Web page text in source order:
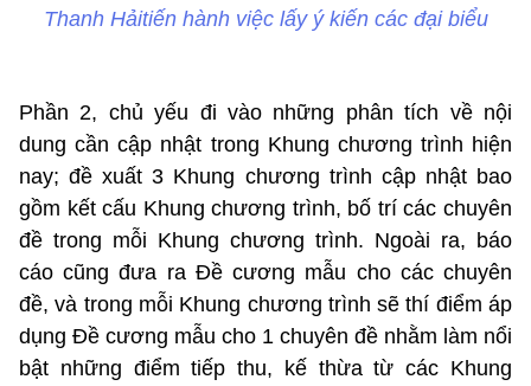
Thanh Hảitiến hành việc lấy ý kiến các đại biểu
Phần 2, chủ yếu đi vào những phân tích về nội
dung cần cập nhật trong Khung chương trình hiện
nay; đề xuất 3 Khung chương trình cập nhật bao
gồm kết cấu Khung chương trình, bố trí các chuyên
đề trong mỗi Khung chương trình. Ngoài ra, báo
cáo cũng đưa ra Đề cương mẫu cho các chuyên
đề, và trong mỗi Khung chương trình sẽ thí điểm áp
dụng Đề cương mẫu cho 1 chuyên đề nhằm làm nổi
bật những điểm tiếp thu, kế thừa từ các Khung